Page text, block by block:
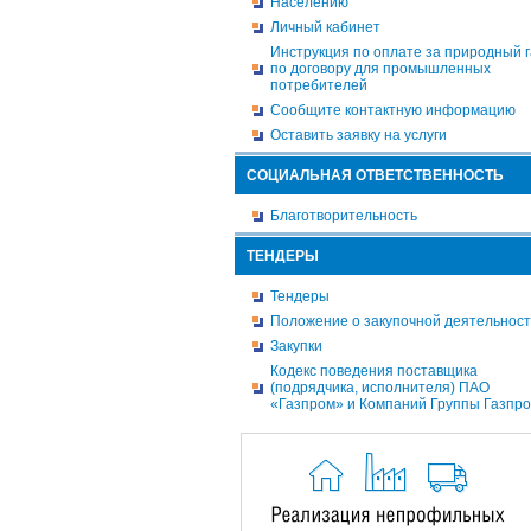
Личный кабинет
Инструкция по оплате за природный
по договору для промышленных
потребителей
Сообщите контактную информацию
Оставить заявку на услуги
СОЦИАЛЬНАЯ ОТВЕТСТВЕННОСТЬ
Благотворительность
ТЕНДЕРЫ
Тендеры
Положение о закупочной
Закупки
Кодекс поведения поставщика
(подрядчика, исполнителя) ПАО
«Газпром» и Компаний Группы